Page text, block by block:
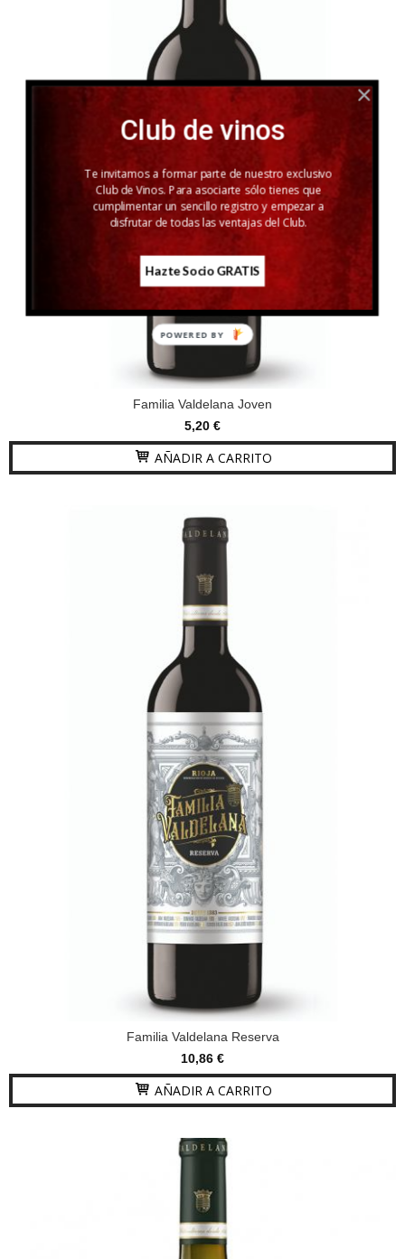
Familia Valdelana Joven
5,20 €
AÑADIR A CARRITO
Familia Valdelana Reserva
10,86 €
AÑADIR A CARRITO
Club de vinos
Te invitamos a formar parte de nuestro exclusivo
Club de Vinos. Para asociarte sólo tienes que
cumplimentar un sencillo registro y empezar a
disfrutar de todas las ventajas del Club.
Hazte Socio GRATIS
POWERED BY